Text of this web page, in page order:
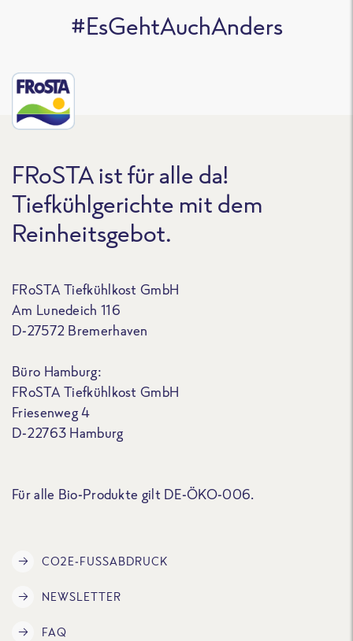
#EsGehtAuchAnders
FRoSTA ist für alle da!
Tiefkühlgerichte mit dem
Reinheitsgebot.
FRoSTA Tiefkühlkost GmbH
Am Lunedeich 116
D-27572 Bremerhaven
Büro Hamburg:
FRoSTA Tiefkühlkost GmbH
Friesenweg 4
D-22763 Hamburg
Für alle Bio-Produkte gilt DE-ÖKO-006.
CO2E-FUSSABDRUCK
NEWSLETTER
FAQ